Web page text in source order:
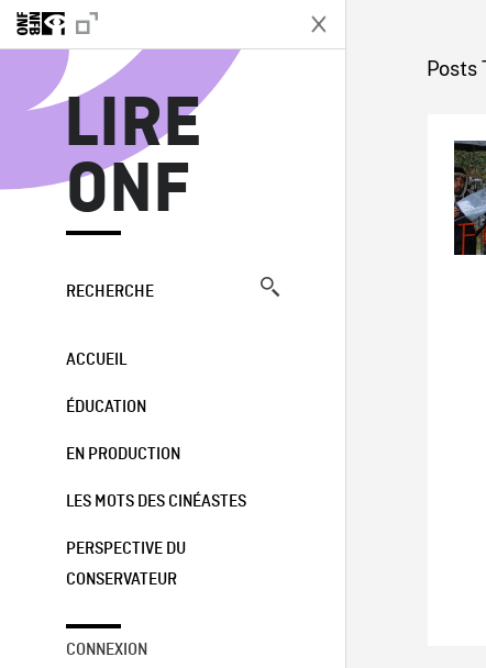
LIRE
ONF
RECHERCHE
ACCUEIL
ÉDUCATION
EN PRODUCTION
LES MOTS DES CINÉASTES
PERSPECTIVE DU
CONSERVATEUR
CONNEXION
Posts